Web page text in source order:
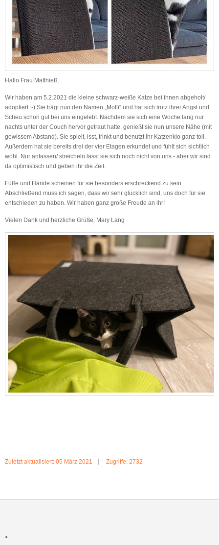
Hallo Frau Matthieß,
Wir haben am 5.2.2021 die kleine schwarz-weiße Katze bei ihnen abgeholt/
adoptiert :-) Sie trägt nun den Namen „Molli“ und hat sich trotz ihrer Angst und
Scheu schon gut bei uns eingelebt. Nachdem sie sich eine Woche lang nur
nachts unter der Couch hervor getraut hatte, genießt sie nun unsere Nähe (mit
gewissem Abstand). Sie spielt, isst, trinkt und benutzt ihr Katzenklo ganz toll.
Außerdem hat sie bereits drei der vier Etagen erkundet und fühlt sich sichtlich
wohl. Nur anfassen/ streicheln lässt sie sich noch nicht von uns - aber wir sind
da optimistisch und geben ihr die Zeit.
Füße und Hände scheinen für sie besonders erschreckend zu sein.
Abschließend muss ich sagen, dass wir sehr glücklich sind, uns doch für sie
entschieden zu haben. Wir haben ganz große Freude an ihr!
Vielen Dank und herzliche Grüße, Mary Lang
Zuletzt aktualisiert: 05 März 2021 Zugriffe: 2732